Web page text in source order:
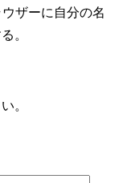
ザーに自分の名
。
。